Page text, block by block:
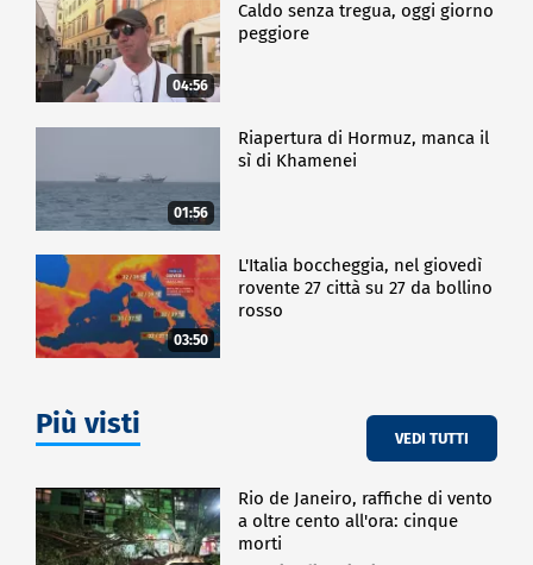
04:56
Caldo senza tregua, oggi giorno
peggiore
01:56
Riapertura di Hormuz, manca il
sì di Khamenei
03:50
L'Italia boccheggia, nel giovedì
rovente 27 città su 27 da bollino
rosso
Più visti VEDI TUTTI
Rio de Janeiro, raffiche di vento
a oltre cento all'ora: cinque
morti